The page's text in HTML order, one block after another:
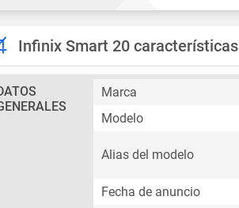
Infinix Smart 20 características
Marca
Modelo
Alias del modelo
Fecha de anuncio